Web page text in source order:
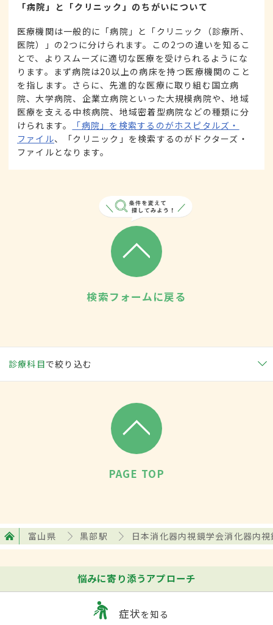
「病院」と「クリニック」のちがいについて
医療機関は一般的に「病院」と「クリニック（診療所、
医院）」の2つに分けられます。この2つの違いを知るこ
とで、よりスムーズに適切な医療を受けられるようにな
ります。まず病院は20以上の病床を持つ医療機関のこと
を指します。さらに、先進的な医療に取り組む国立病
院、大学病院、企業立病院といった大規模病院や、地域
医療を支える中核病院、地域密着型病院などの種類に分
けられます。
「病院」を検索するのがホスピタルズ・
ファイル、「クリニック」を検索するのがドクターズ・
ファイルとなります。
検索フォームに戻る
診療科目で絞り込む
PAGE TOP
富山県 黒部駅 日本消化器内視鏡学会消化器内
悩みに寄り添うアプローチ
症状を知る